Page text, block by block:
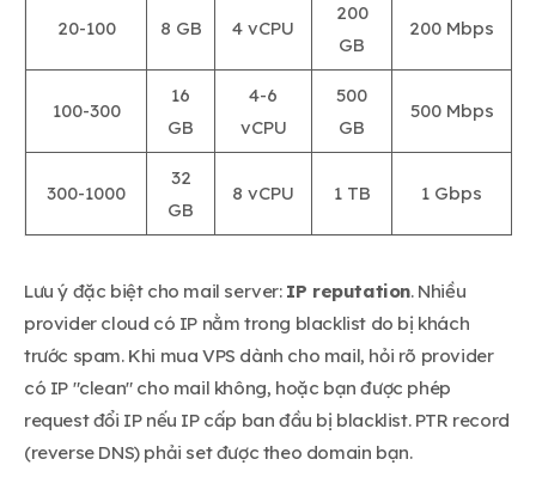
20-100 8 GB 4 vCPU
200
GB
200 Mbps
100-300
16
GB
4-6
vCPU
500
GB
500 Mbps
300-1000
32
GB
8 vCPU 1 TB 1 Gbps
Lưu ý đặc biệt cho mail server: IP reputation. Nhiều
provider cloud có IP nằm trong blacklist do bị khách
trước spam. Khi mua VPS dành cho mail, hỏi rõ provider
có IP "clean" cho mail không, hoặc bạn được phép
request đổi IP nếu IP cấp ban đầu bị blacklist. PTR record
(reverse DNS) phải set được theo domain bạn.